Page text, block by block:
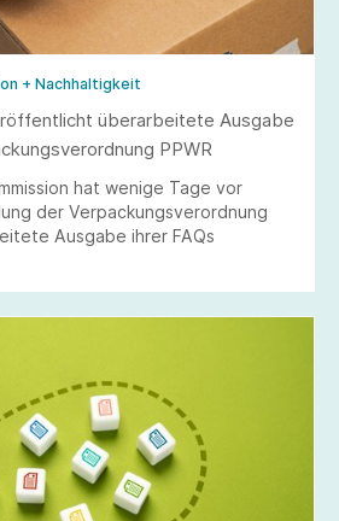
+ Nachhaltigkeit
überarbeitete Ausgabe
PPWR
hat wenige Tage vor
der Verpackungsverordnung
Ausgabe ihrer FAQs